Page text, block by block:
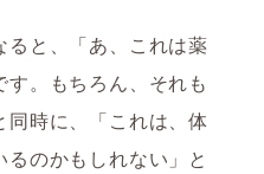
と、「あ、これは薬
。もちろん、それも
時に、「これは、体
のかもしれない」と